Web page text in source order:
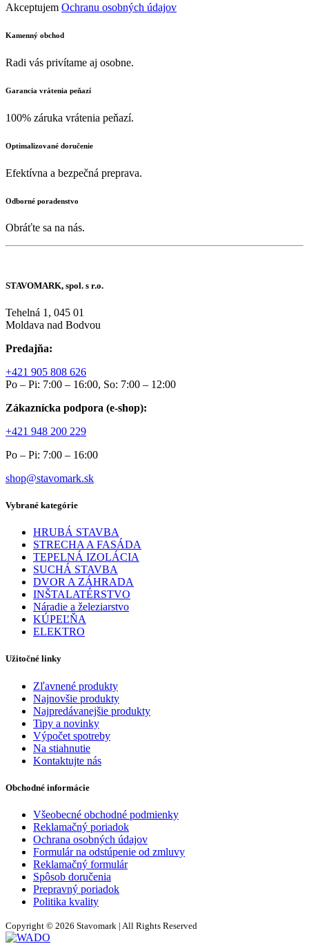
Akceptujem Ochranu osobných údajov
Kamenný obchod
Radi vás privítame aj osobne.
Garancia vrátenia peňazí
100% záruka vrátenia peňazí.
Optimalizované doručenie
Efektívna a bezpečná preprava.
Odborné poradenstvo
Obráťte sa na nás.
STAVOMARK, spol. s r.o.
Tehelná 1, 045 01
Moldava nad Bodvou
Predajňa:
+421 905 808 626
Po – Pi: 7:00 – 16:00, So: 7:00 – 12:00
Zákaznícka podpora (e-shop):
+421 948 200 229
Po – Pi: 7:00 – 16:00
shop@stavomark.sk
Vybrané kategórie
HRUBÁ STAVBA
STRECHA A FASÁDA
TEPELNÁ IZOLÁCIA
SUCHÁ STAVBA
DVOR A ZÁHRADA
INŠTALATÉRSTVO
Náradie a železiarstvo
KÚPEĽŇA
ELEKTRO
Užitočné linky
Zľavnené produkty
Najnovšie produkty
Najpredávanejšie produkty
Tipy a novinky
Výpočet spotreby
Na stiahnutie
Kontaktujte nás
Obchodné informácie
Všeobecné obchodné podmienky
Reklamačný poriadok
Ochrana osobných údajov
Formulár na odstúpenie od zmluvy
Reklamačný formulár
Spôsob doručenia
Prepravný poriadok
Politika kvality
Copyright © 2026 Stavomark | All Rights Reserved